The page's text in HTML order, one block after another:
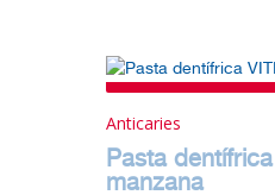
Anticaries
Pasta
manzana